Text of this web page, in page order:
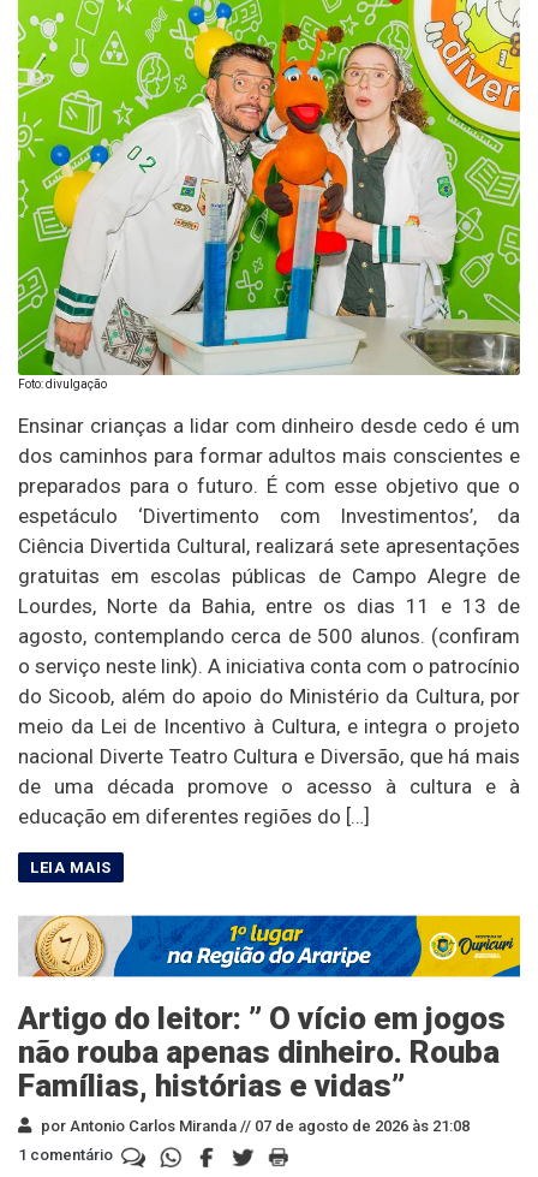
Foto: divulgação
Ensinar crianças a lidar com dinheiro desde cedo é um
dos caminhos para formar adultos mais conscientes e
preparados para o futuro. É com esse objetivo que o
espetáculo ‘Divertimento com Investimentos’, da
Ciência Divertida Cultural, realizará sete apresentações
gratuitas em escolas públicas de Campo Alegre de
Lourdes, Norte da Bahia, entre os dias 11 e 13 de
agosto, contemplando cerca de 500 alunos. (confiram
o serviço neste link). A iniciativa conta com o patrocínio
do Sicoob, além do apoio do Ministério da Cultura, por
meio da Lei de Incentivo à Cultura, e integra o projeto
nacional Diverte Teatro Cultura e Diversão, que há mais
de uma década promove o acesso à cultura e à
educação em diferentes regiões do […]
Artigo do leitor: ” O vício em jogos
não rouba apenas dinheiro. Rouba
Famílias, histórias e vidas”
por Antonio Carlos Miranda // 07 de agosto de 2026 às 21:08
1 comentário